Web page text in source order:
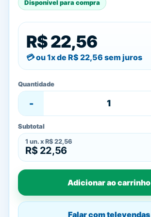
Disponível para compra
R$ 22,56
ou 1x de R$ 22,56 sem juros
Quantidade
-
Subtotal
1 un. x R$ 22,56
R$ 22,56
Adicionar ao carrinho
Falar com televendas